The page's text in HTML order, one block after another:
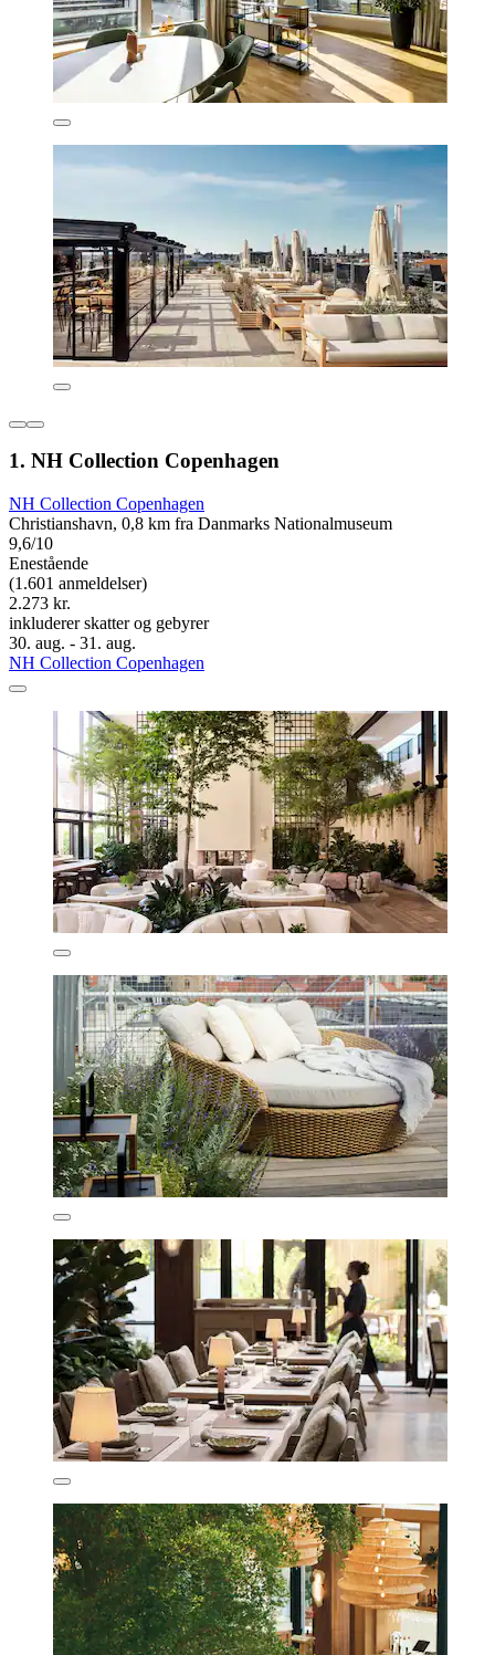
1. NH Collection Copenhagen
NH Collection Copenhagen
Christianshavn, 0,8 km fra Danmarks Nationalmuseum
9,6/10
Enestående
(1.601 anmeldelser)
2.273 kr.
inkluderer skatter og gebyrer
30. aug. - 31. aug.
NH Collection Copenhagen